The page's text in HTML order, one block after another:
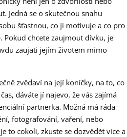
Jedná se o skutečnou snahu
šťastnou, co ji motivuje a co pro
Pokud chcete zaujmout dívku, je
zaujati jejím životem mimo
zvědaví na její koníčky, na to, co
dáváte jí najevo, že vás zajímá
partnerka. Možná má ráda
fotografování, vaření, nebo
to cokoli, zkuste se dozvědět více a